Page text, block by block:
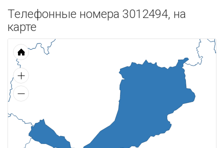
Телефонные номера 3012494, на
карте